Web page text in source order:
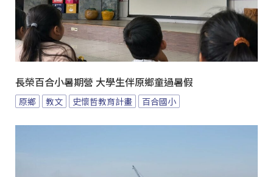
長榮百合小暑期營 大學生伴原鄉童過暑假
原鄉 教文 史懷哲教育計畫 百合國小